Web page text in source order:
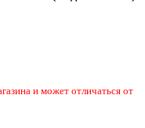
и может отличаться от